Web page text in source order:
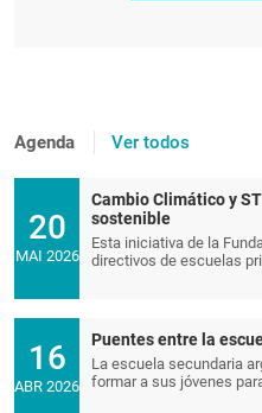
Agenda Ver todos
20
MAI 2026
Cambio Climático y
sostenible
Esta iniciativa de la
directivos de escuelas
16
ABR 2026
Puentes entre la
La escuela secundaria
formar a sus jóvenes